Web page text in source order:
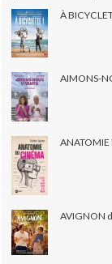
À
AIMONS-
AVIGNON